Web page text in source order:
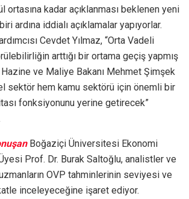
ortasına kadar açıklanması beklenen yeni
ardına iddialı açıklamalar yapıyorlar.
Cevdet Yılmaz, “Orta Vadeli
arttığı bir ortama geçiş yapmış
ve Maliye Bakanı Mehmet Şimşek
sektör hem kamu sektörü için önemli bir
fonksiyonunu yerine getirecek”
Boğaziçi Üniversitesi Ekonomi
Prof. Dr. Burak Saltoğlu, analistler ve
OVP tahminlerinin seviyesi ve
inceleyeceğine işaret ediyor.